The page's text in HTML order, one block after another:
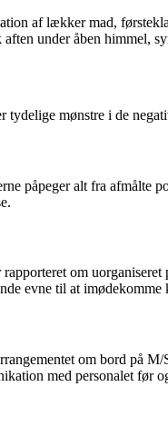
af lækker mad,
under åben himmel,
mønstre i de
påpeger alt fra
om
evne til at imødekomme
om bord på
med personalet før